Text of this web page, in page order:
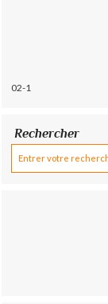
02-1
Rechercher